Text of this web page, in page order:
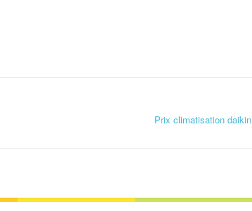
Prix climatisation daikin